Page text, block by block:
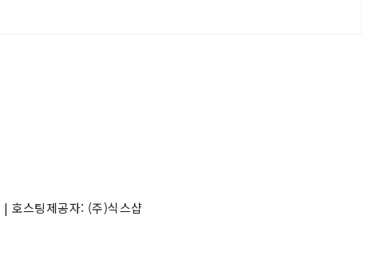
| 호스팅제공자: (주)식스샵